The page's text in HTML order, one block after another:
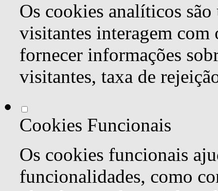
Os cookies analíticos são
visitantes interagem com
fornecer informações
visitantes, taxa de
Cookies Funcionais
Os cookies funcionais
funcionalidades, como